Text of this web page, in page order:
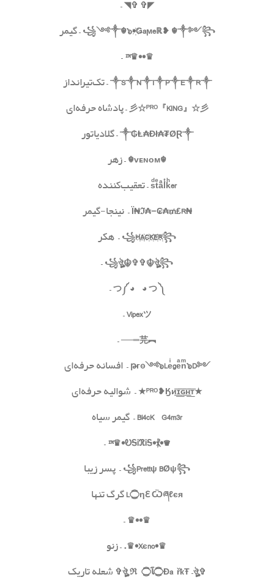
◤
✞
✞
◥
–
꧁༺༒☬๖•҉Ǥaϻeℝ❥☬༒༻꧂
– گیمر
♛
••
♛
™︎
–
༒S༒N༒I༒P༒E༒R༒
– تک‌تیرانداز
彡☆ᴾᴿᴼ『KING』☆彡
– پادشاه حرفه‌ای
༒₲Ⱡ₳Đł₳₮ØⱤ༒
– گلادیاتور
☬
ᴠᴇɴᴏᴍ
☬– زهر
sͩtͤaͣlͭkͪer– تعقیب‌کننده
₦Ї₦ℑ₳-₢₳₥₤R
– نینجا-گیمر
꧁H҉A҉C҉K҉E҉R҉꧂
– هکر
꧁ঔৣ☬✞✞☬ঔৣ꧂
–
༼
つ
◕
◕
༽
つ
–
Vipexツ
–
︻芫
═──
–
༺
๖Leͥgeͣnͫ๖D
༻
թг๏
– افسانه حرفه‌ای
★
ᴾᴿᴼ❥Ӄᴎ͟͞ɪ͟͞ԍ͟͞ʜ͟͞ᴛ
★– شوالیه حرفه‌ای
Bl4cK_G4m3r– گیمر سیاه
♛
•
⳩
•
ᎧᎦᎥℜᎥᎦ
•
♛
™︎
–
꧁Prettψ BØψ꧂
– پسر زیبا
L۝ηℇ Ѿཞℓєя
گرگ تنها
♛
••
♛
–
♛
•Xєno•
♛
.– زنو
✞
ঔৣ
– ۝ÐâřҟŦ ﺂ ℜê ۝ ঔৣ
✞شعله تاریک